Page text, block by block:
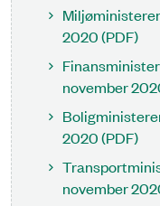
2020 (PDF)
november
2020 (PDF)
november